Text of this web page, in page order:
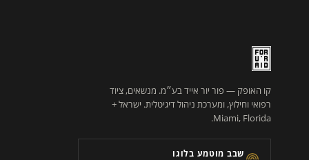
קו האופק — פור יור אייד בע״מ. מנשאים, ציוד
רפואי וחילוץ, ומערכת ניהול דיגיטלית. ישראל +
Miami, Florida.
שבב מוטמע בלוגו